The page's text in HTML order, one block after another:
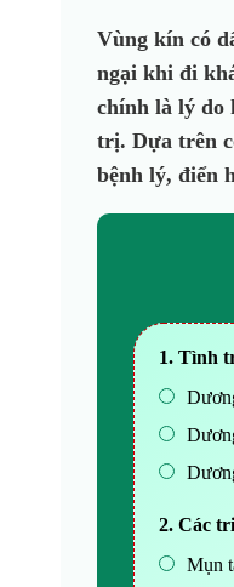
Vùng kín có
ngại khi đi
chính là lý do
trị. Dựa trên
bệnh lý, điển
1. Tình
2. Các
Mụn